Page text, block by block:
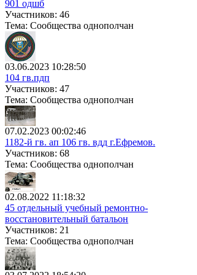
901 одшб
Участников: 46
Тема: Сообщества однополчан
03.06.2023 10:28:50
104 гв.пдп
Участников: 47
Тема: Сообщества однополчан
07.02.2023 00:02:46
1182-й гв. ап 106 гв. вдд г.Ефремов.
Участников: 68
Тема: Сообщества однополчан
02.08.2022 11:18:32
45 отдельный учебный ремонтно-
восстановительный батальон
Участников: 21
Тема: Сообщества однополчан